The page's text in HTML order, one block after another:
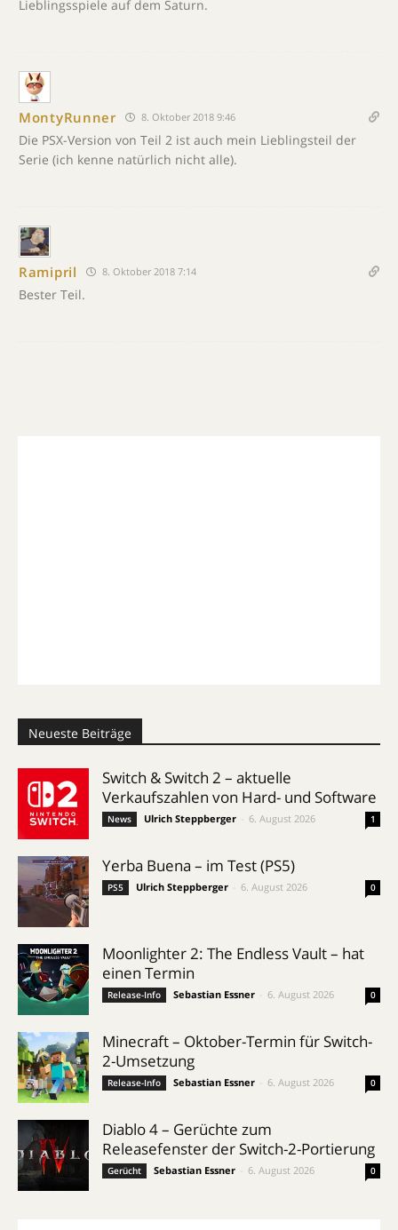
Lieblingsspiele auf dem Saturn.
MontyRunner 8. Oktober 2018 9:46
Die PSX-Version von Teil 2 ist auch mein Lieblingsteil der
Serie (ich kenne natürlich nicht alle).
Ramipril 8. Oktober 2018 7:14
Bester Teil.
Neueste Beiträge
Switch & Switch 2 – aktuelle
Verkaufszahlen von Hard- und Software
News Ulrich Steppberger 6. August 2026 1
Yerba Buena – im Test (PS5)
PS5 Ulrich Steppberger 6. August 2026 0
Moonlighter 2: The Endless Vault – hat
einen Termin
Release-Info Sebastian Essner 6. August 2026 0
Minecraft – Oktober-Termin für Switch-
2-Umsetzung
Release-Info Sebastian Essner 6. August 2026 0
Diablo 4 – Gerüchte zum
Releasefenster der Switch-2-Portierung
Gerücht Sebastian Essner 6. August 2026 0